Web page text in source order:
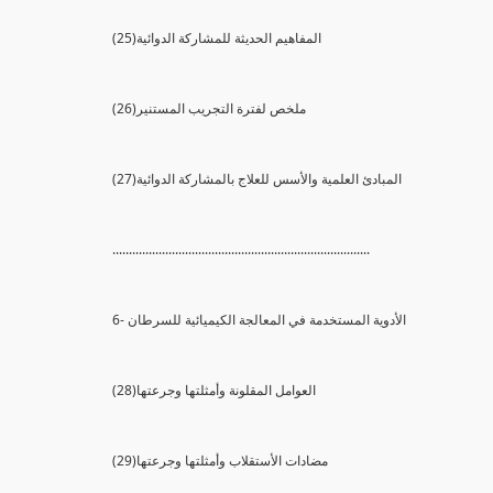
(25)المفاهيم الحديثة للمشاركة الدوائية
(26)ملخص لفترة التجريب المستنير
(27)المبادئ العلمية والأسس للعلاج بالمشاركة الدوائية
..............................................................................
6- الأدوية المستخدمة في المعالجة الكيميائية للسرطان
(28)العوامل المقلونة وأمثلتها وجرعتها
(29)مضادات الأستقلاب وأمثلتها وجرعتها